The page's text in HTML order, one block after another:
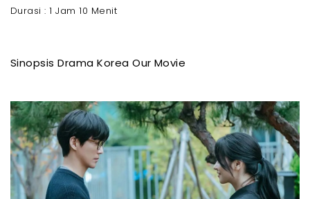
Durasi : 1 Jam 10 Menit
Sinopsis Drama Korea Our Movie